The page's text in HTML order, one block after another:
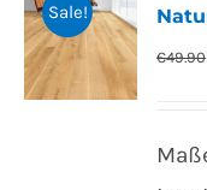
Sale!
€49.90